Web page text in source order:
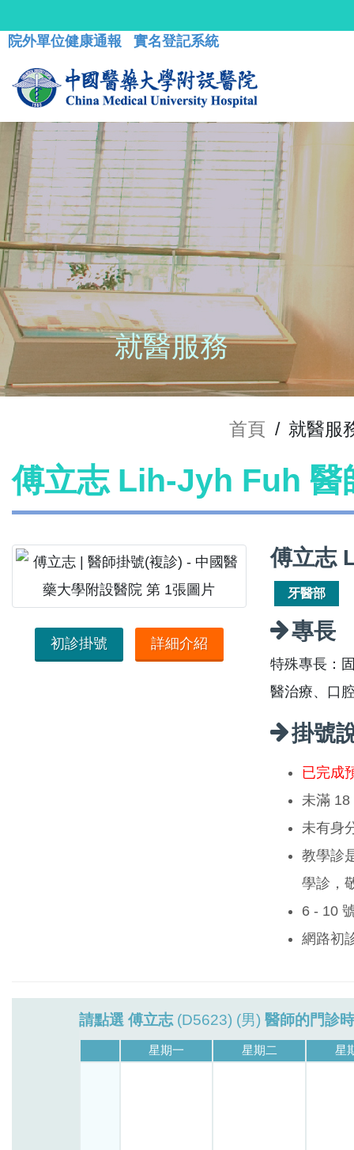
院外單位健康通報 實名登記系統
就醫服務
首頁 / 就醫服
傅立志 Lih-Jyh Fuh 醫
初診掛號 詳細介紹
傅立志
牙醫部
專長
特殊專長：
醫治療、口
掛號
已完成
未滿 18
未有身
教學診
學診，
6 - 10
網路初